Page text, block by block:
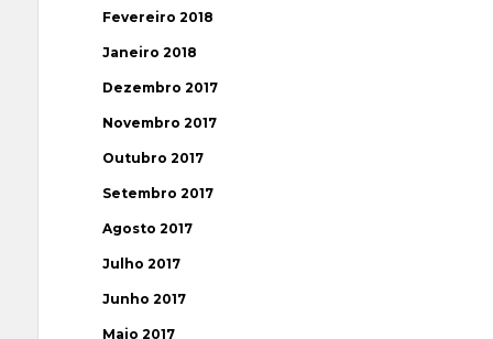
Fevereiro 2018
Janeiro 2018
Dezembro 2017
Novembro 2017
Outubro 2017
Setembro 2017
Agosto 2017
Julho 2017
Junho 2017
Maio 2017